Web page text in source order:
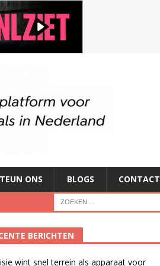
ONS BLOGS CONTACT
BERICHTEN
wint snel terrein als apparaat voor